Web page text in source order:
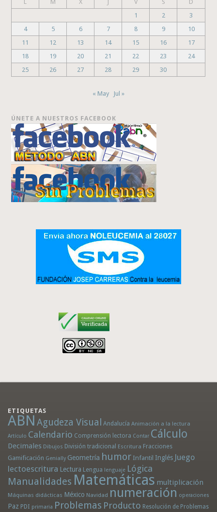
L
M X J V S
D
1
2
3
4
5 6 7 8 9
10
11
12 13 14 15 16
17
18
19 20 21 22 23
24
25
26 27 28 29 30
« May Jul »
ÚNETE A NUESTROS FACEBOOK
ETIQUETAS
ABN Agudeza Visual Andalucía Animación a la lectura
Artículo Calendario Comprensión lectora Contar Cálculo
Decimales Dibujos División tradicional Escritura Fracciones
Gamificación Genially Geometría humor Infantil Inglés Juego
lectoescritura Lectura Lengua lenguaje Lógica
Manualidades Matemáticas multiplicación
Máquinas didácticas México Navidad numeración operaciones
Paz PDI primaria Problemas Producto Resolución de Problemas